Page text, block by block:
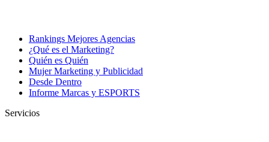
Rankings Mejores Agencias
¿Qué es el Marketing?
Quién es Quién
Mujer Marketing y Publicidad
Desde Dentro
Informe Marcas y ESPORTS
Servicios